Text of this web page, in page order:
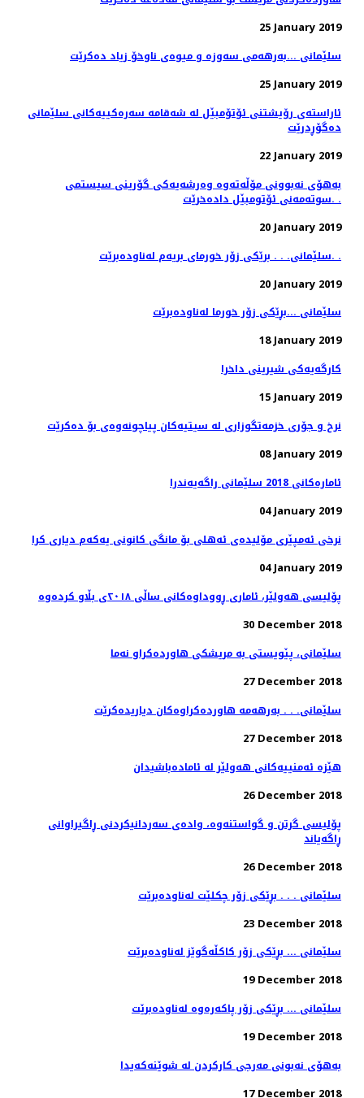
25 January 2019
سلێمانی ...بەرهەمی سەوزە و میوەی ناوخۆ زیاد دەكرێت
25 January 2019
ئاراسته‌ی رۆیشتنی ئۆتۆمبێل له‌ شه‌قامه‌ سه‌ره‌كییه‌كانی سلێمانی
ده‌گۆڕدرێت
22 January 2019
به‌هۆی نه‌بوونی مۆڵه‌ته‌وه‌ وه‌رشه‌یه‌كی گۆرینی سیستمی
سوته‌مه‌نی ئۆتومبێل داده‌خرێت. .
20 January 2019
سلێمانی. . . برێكی زۆر خورمای بریه‌م له‌ناوده‌برێت. .
20 January 2019
سلێمانی ...بڕێكی زۆر خورما له‌ناوده‌برێت
18 January 2019
كارگه‌یه‌كی شیرینی داخرا
15 January 2019
08 January 2019
ئاماره‌كانی 2018 سلێمانی راگه‌یه‌ندرا
04 January 2019
نرخی ئەمپێری مۆلیدەی ئەهلی بۆ مانگی كانونی یەكەم دیاری كرا
04 January 2019
پۆلیسی هەولێر، ئاماری ڕووداوەكانی ساڵی ٢٠١٨ی بڵاو كردەوە
30 December 2018
27 December 2018
سلێمانی. . . به‌رهه‌مه‌ هاورده‌كراوه‌كان دیاریده‌كرێت
27 December 2018
هێزە ئەمنییەكانی هەولێر لە ئامادەباشیدان
26 December 2018
پۆلیسی گرتن و گواستنەوە، وادەی سەردانیكردنی ڕاگیراوانی
ڕاگەیاند
26 December 2018
سلێمانی . . . بڕێكی زۆر چكلێت له‌ناوده‌برێت
23 December 2018
سلێمانی ... بڕێكی زۆر كاكڵه‌گوێز له‌ناوده‌برێت
19 December 2018
سلێمانی ... بڕێكی زۆر پاكه‌ره‌وه‌ له‌ناوده‌برێت
19 December 2018
به‌هۆی نه‌بونی مه‌رجی كاركردن له‌ شوێنه‌كه‌یدا
17 December 2018